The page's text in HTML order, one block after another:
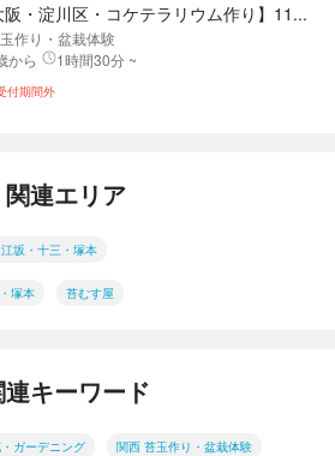
阪・淀川区・コケテラリウム作り】11...
作り・盆栽体験
から
1時間30分 ~
付期間外
関連エリア
坂・十三・塚本
塚本 苔むす屋
キーワード
ガーデニング 関西 苔玉作り・盆栽体験